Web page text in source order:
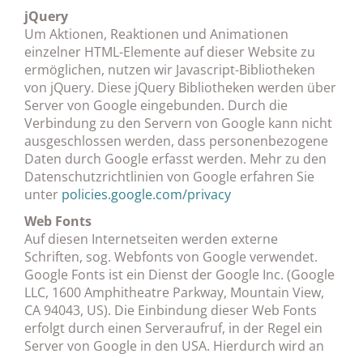
jQuery
Um Aktionen, Reaktionen und Animationen
einzelner HTML-Elemente auf dieser Website zu
ermöglichen, nutzen wir Javascript-Bibliotheken
von jQuery. Diese jQuery Bibliotheken werden über
Server von Google eingebunden. Durch die
Verbindung zu den Servern von Google kann nicht
ausgeschlossen werden, dass personenbezogene
Daten durch Google erfasst werden. Mehr zu den
Datenschutzrichtlinien von Google erfahren Sie
unter policies.google.com/privacy
Web Fonts
Auf diesen Internetseiten werden externe
Schriften, sog. Webfonts von Google verwendet.
Google Fonts ist ein Dienst der Google Inc. (Google
LLC, 1600 Amphitheatre Parkway, Mountain View,
CA 94043, US). Die Einbindung dieser Web Fonts
erfolgt durch einen Serveraufruf, in der Regel ein
Server von Google in den USA. Hierdurch wird an